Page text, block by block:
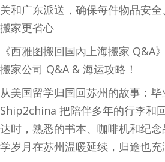
关和广东派送，确保每件物品安
搬家更省心
《西雅图搬回国內上海搬家
搬家公司 Q&A & 海运攻略！
从美国留学归国回苏州的故事：
Ship2china 把陪伴多年的行李和
达时，熟悉的书本、咖啡机和纪
学岁月在苏州温暖延续，归途也充